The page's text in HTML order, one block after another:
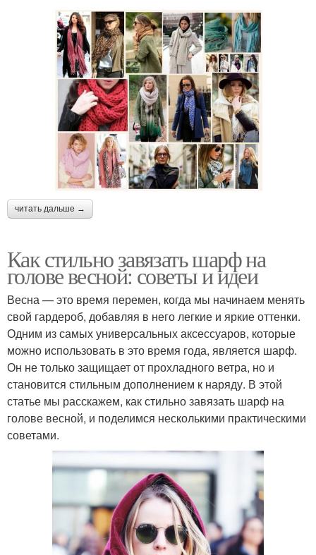
читать дальше →
Как стильно завязать шарф на
голове весной: советы и идеи
Весна — это время перемен, когда мы начинаем менять
свой гардероб, добавляя в него легкие и яркие оттенки.
Одним из самых универсальных аксессуаров, которые
можно использовать в это время года, является шарф.
Он не только защищает от прохладного ветра, но и
становится стильным дополнением к наряду. В этой
статье мы расскажем, как стильно завязать шарф на
голове весной, и поделимся несколькими практическими
советами.